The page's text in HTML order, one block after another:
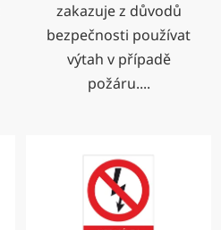
zakazuje z důvodů
bezpečnosti používat
výtah v případě
požáru....